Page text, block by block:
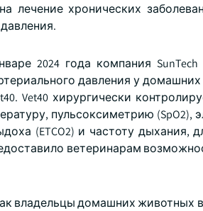
лечение хронических
2024 года компания
давления у
Vet40 хирургически
пульсоксиметрию
(ETCO2) и частоту
ветеринарам
владельцы домашних животных